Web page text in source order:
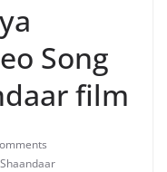
Song
film
Shaandaar